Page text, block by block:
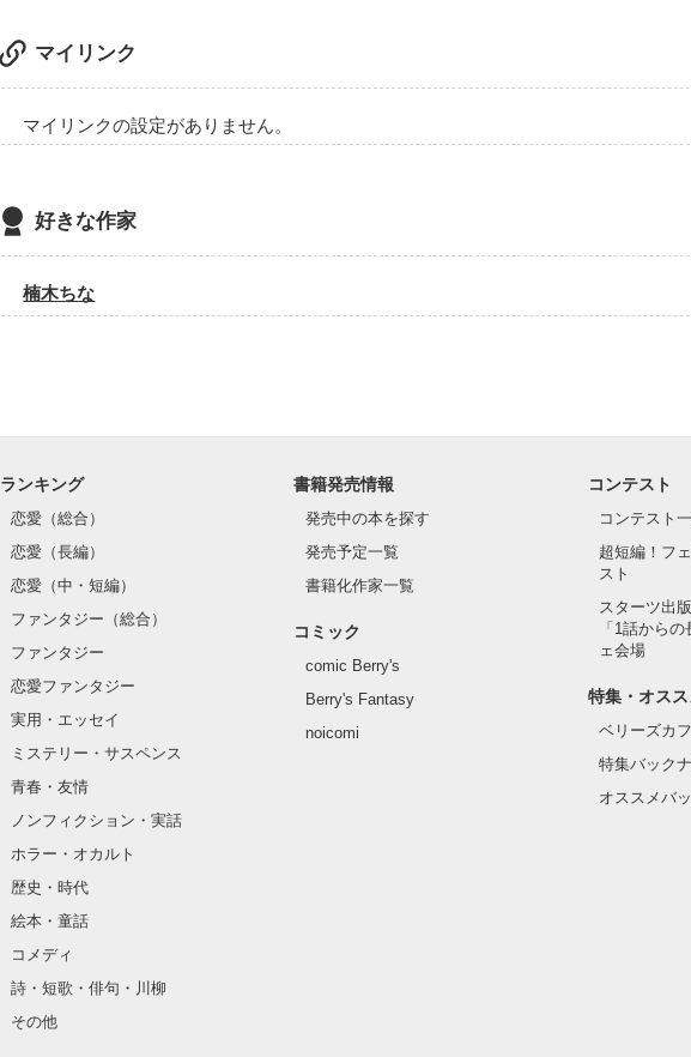
マイリンク
マイリンクの設定がありません。
好きな作家
楠木ちな
ランキング
恋愛（総合）
恋愛（長編）
恋愛（中・短編）
ファンタジー（総合）
ファンタジー
恋愛ファンタジー
実用・エッセイ
ミステリー・サスペンス
青春・友情
ノンフィクション・実話
ホラー・オカルト
歴史・時代
絵本・童話
コメディ
詩・短歌・俳句・川柳
その他
書籍発売情報
発売中の本を探す
発売予定一覧
書籍化作家一覧
コミック
comic Berry's
Berry's Fantasy
noicomi
コンテスト
コンテスト
超短編！フ
スト
スターツ出
「1話から
ェ会場
特集・オスス
ベリーズカ
特集バック
オススメバ